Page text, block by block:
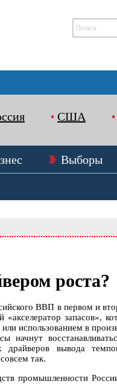
США
Выборы
роста?
ВВП в первом и
запасов»,
использованием в
начнут
драйверов вывода
так.
промышленности